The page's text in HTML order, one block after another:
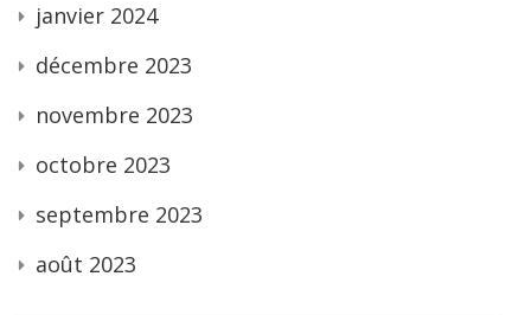
janvier 2024
décembre 2023
novembre 2023
octobre 2023
septembre 2023
août 2023